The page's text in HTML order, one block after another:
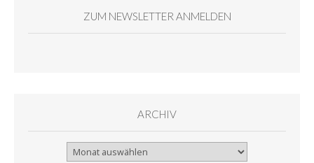
ZUM NEWSLETTER ANMELDEN
ARCHIV
Archiv